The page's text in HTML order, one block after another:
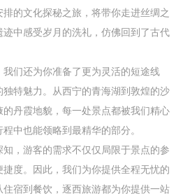
的文化探秘之旅，将带你走进丝绸之
中感受岁月的洗礼，仿佛回到了古代
们还为你准备了更为灵活的短途线
特魅力。从西宁的青海湖到敦煌的沙
丹霞地貌，每一处景点都被我们精心
中也能领略到最精华的部分。
，游客的需求不仅仅局限于景点的参
度。因此，我们为你提供全程无忧的
宿到餐饮，逐西旅游都为你提供一站